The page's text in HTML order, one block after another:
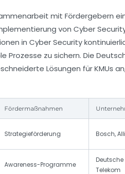
mit Fördergebern
von Cyber
in Cyber Security
Prozesse zu sichern. Die
Lösungen für KMUs
Fördermaßnahmen
Strategieförderung Bosch,
Awareness-Programme
Deutsche
Telekom